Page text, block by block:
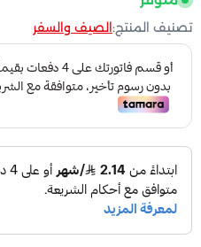
تصنيف المنتج: الصيف والسفر